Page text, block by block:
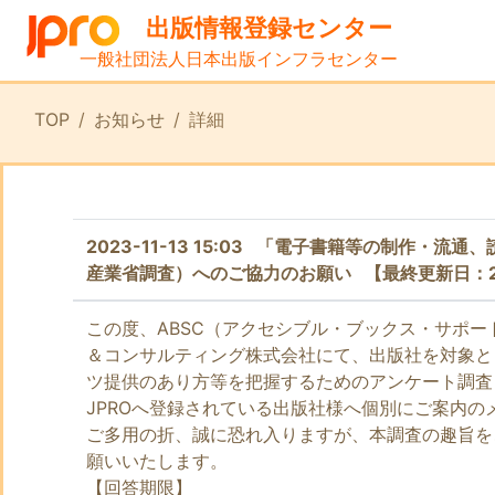
出版情報登録センター
一般社団法人日本出版インフラセンター
TOP お知らせ 詳細
2023-11-13 15:03 「電子書籍等の制作・流通、
産業省調査）へのご協力のお願い 【最終更新日
この度、ABSC（アクセシブル・ブックス・サポ
＆コンサルティング株式会社にて、出版社を対象
ツ提供のあり方等を把握するためのアンケート調
JPROへ登録されている出版社様へ個別にご案内
ご多用の折、誠に恐れ入りますが、本調査の趣旨
願いいたします。
【回答期限】